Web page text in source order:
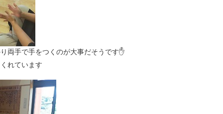
両手で手をつくのが大事だそうです✋
れています